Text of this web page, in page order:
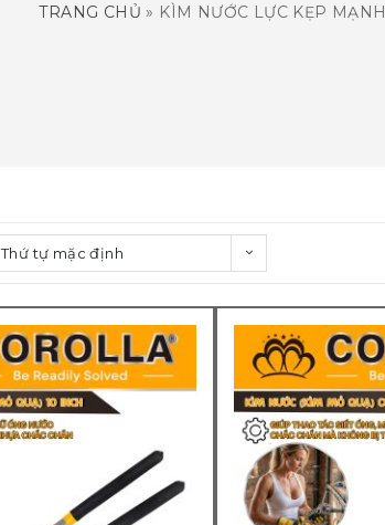
TRANG CHỦ » KÌM NƯỚC LỰC KẸP MẠNH
Thứ tự mặc định